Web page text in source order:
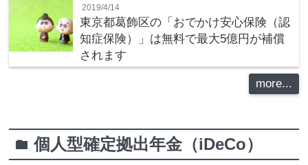
2019/4/14
東京都葛飾区の「おでかけ安心保険（認
知症保険）」は無料で最大5億円が補償
されます
more...
folder個人型確定拠出年金（iDeCo）